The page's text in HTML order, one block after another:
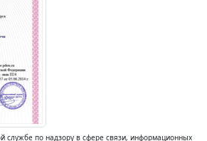
службе по надзору в сфере связи, информационных